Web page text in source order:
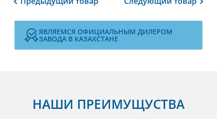
ЯВЛЯЕМСЯ ОФИЦИАЛЬНЫМ ДИЛЕРОМ
ЗАВОДА В КАЗАХСТАНЕ
НАШИ ПРЕИМУЩУСТВА